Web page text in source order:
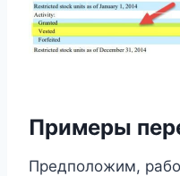
Примеры
Предположим,